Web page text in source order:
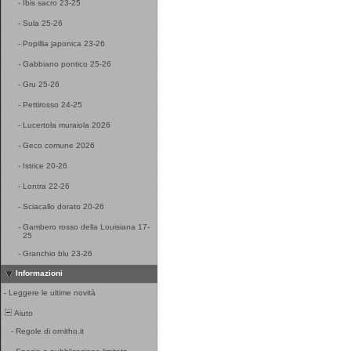
- Ibis sacro 23-25
- Sula 25-26
- Popillia japonica 23-26
- Gabbiano pontico 25-26
- Gru 25-26
- Pettirosso 24-25
- Lucertola muraiola 2026
- Geco comune 2026
- Istrice 20-26
- Lontra 22-26
- Sciacallo dorato 20-26
- Gambero rosso della Louisiana 17-
25
- Granchio blu 23-26
Informazioni
- Leggere le ultime novità
Aiuto
- Regole di ornitho.it